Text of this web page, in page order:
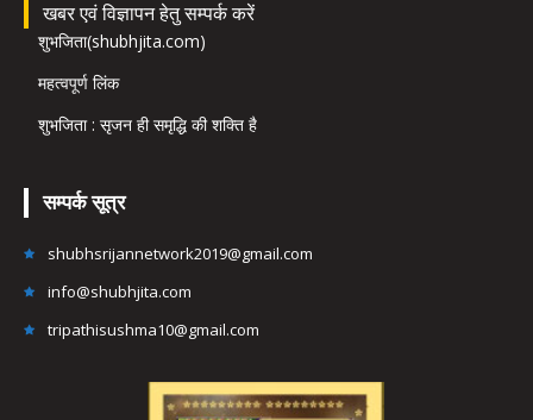
खबर एवं विज्ञापन हेतु सम्पर्क करें
शुभजिता(shubhjita.com)
महत्वपूर्ण लिंक
शुभजिता : सृजन ही समृद्धि की शक्ति है
सम्पर्क सूत्र
shubhsrijannetwork2019@gmail.com
info@shubhjita.com
tripathisushma10@gmail.com